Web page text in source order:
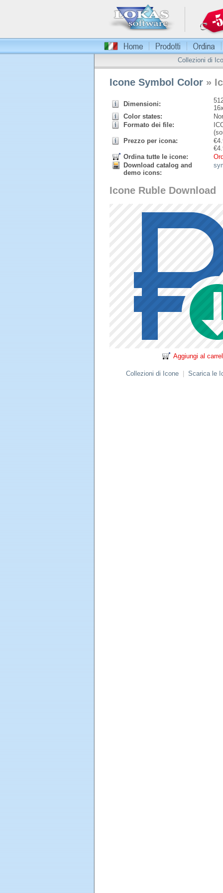
Collezioni di
Icone Symbol Color »
Dimensioni:
Color states:
Formato dei file:
Prezzo per icona:
€
€
Ordina tutte le icone:
Download catalog and
demo icons:
Icone Ruble Download
Aggiungi al
Collezioni di Icone Scarica le